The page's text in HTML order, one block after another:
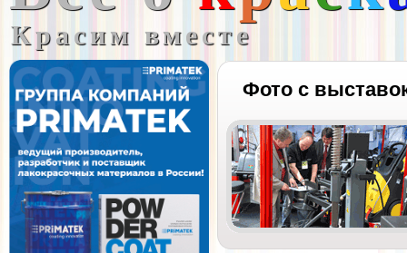
Красим вместе
Фото с